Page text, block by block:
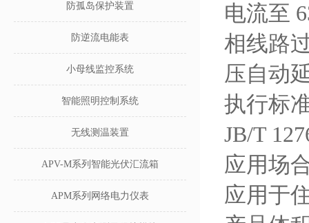
防孤岛保护装置
防逆流电能表
小母线监控系统
智能照明控制系统
无线测温装置
APV-M系列智能光伏汇流箱
APM系列网络电力仪表
电流至
相线路
压自动
执行标
JB/T
应用场
应用于